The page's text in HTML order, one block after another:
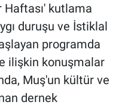
Haftası' kutlama
duruşu ve İstiklal
programda
ilişkin konuşmalar
Muş'un kültür ve
dernek